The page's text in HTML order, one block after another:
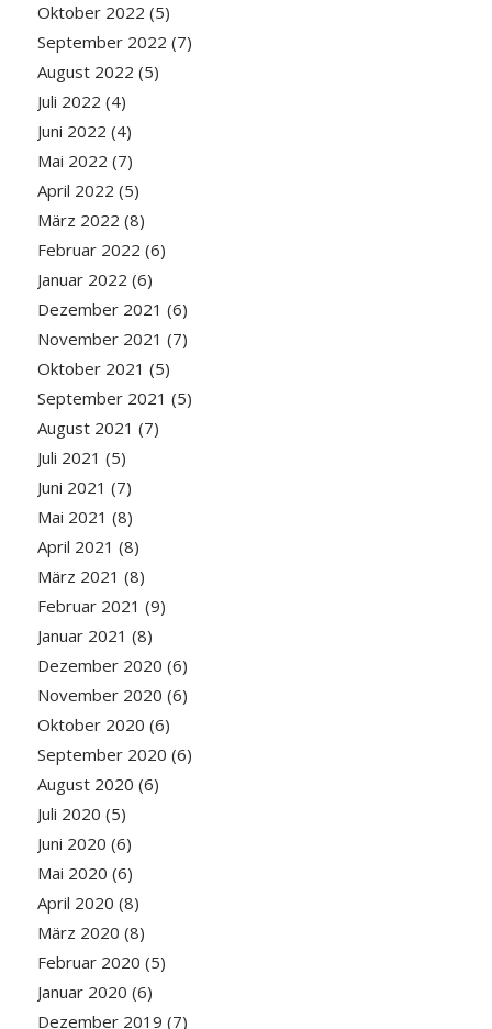
Oktober 2022 (5)
September 2022 (7)
August 2022 (5)
Juli 2022 (4)
Juni 2022 (4)
Mai 2022 (7)
April 2022 (5)
März 2022 (8)
Februar 2022 (6)
Januar 2022 (6)
Dezember 2021 (6)
November 2021 (7)
Oktober 2021 (5)
September 2021 (5)
August 2021 (7)
Juli 2021 (5)
Juni 2021 (7)
Mai 2021 (8)
April 2021 (8)
März 2021 (8)
Februar 2021 (9)
Januar 2021 (8)
Dezember 2020 (6)
November 2020 (6)
Oktober 2020 (6)
September 2020 (6)
August 2020 (6)
Juli 2020 (5)
Juni 2020 (6)
Mai 2020 (6)
April 2020 (8)
März 2020 (8)
Februar 2020 (5)
Januar 2020 (6)
Dezember 2019 (7)